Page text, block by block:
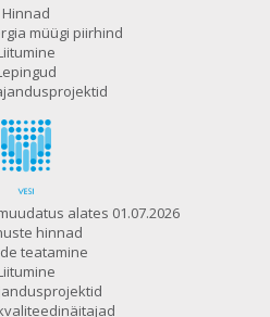
Hinnad
müügi piirhind
alates 01.07.2026
hinnad
teatamine